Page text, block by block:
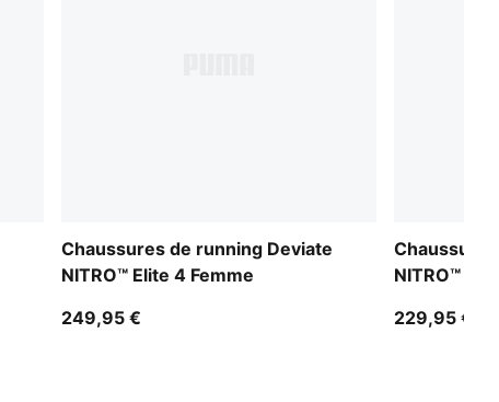
Chaussures de running Deviate
NITRO™ Elite 4 Femme
249,95 €
NITRO™
229,95 €